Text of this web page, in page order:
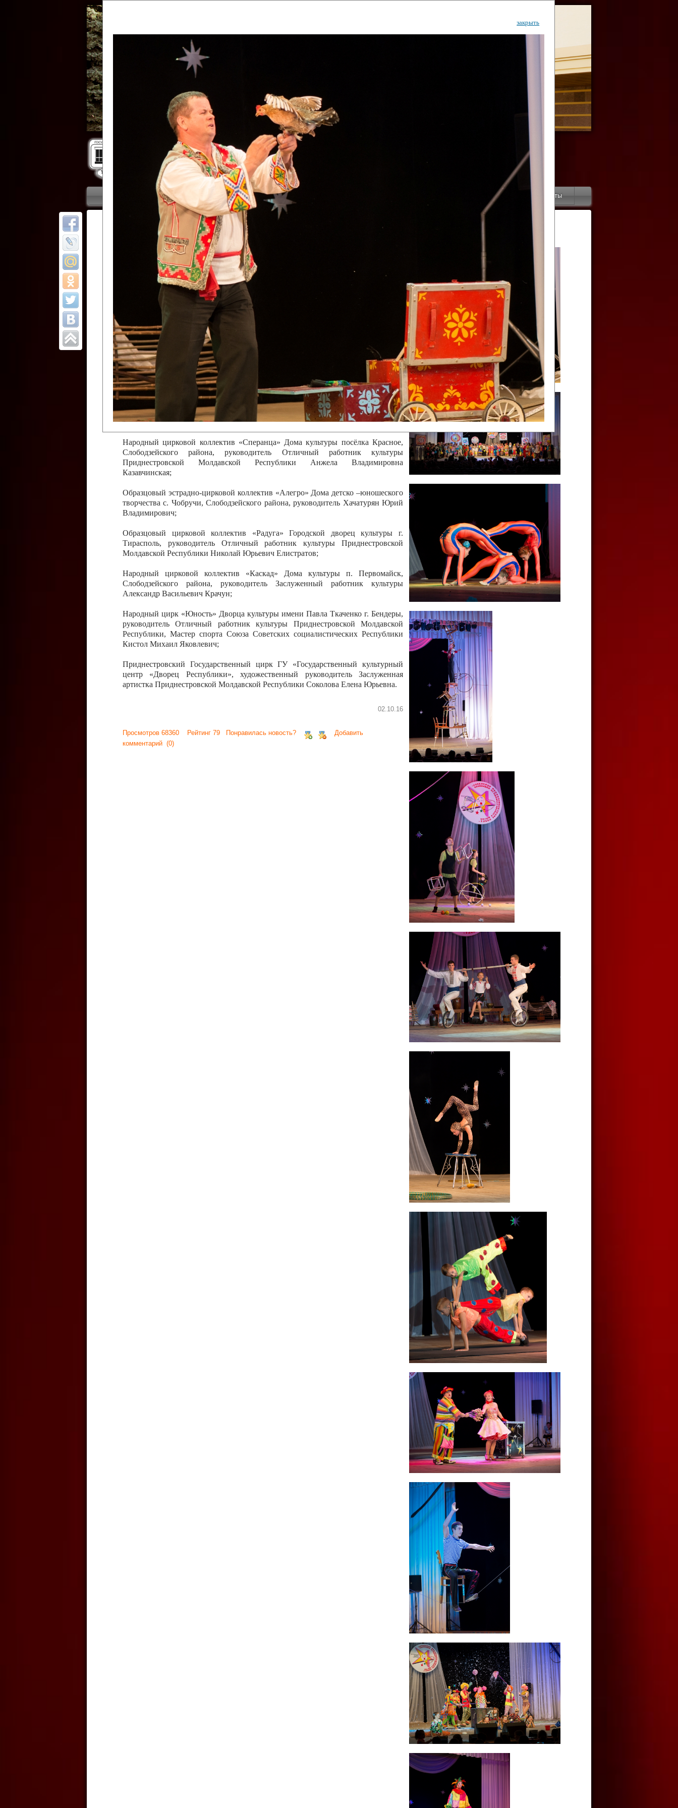
Государственный культурный центр
Дворец Республики
Приветствие Коллективы Новости Инфо Контакты
ОТЧЕТЫ ГКЦ "ДВОРЕЦ РЕСПУБЛИКИ"
закрыть
Финал Республиканского фестиваля
цирковых коллективов "Созвездие
Приднестровского цирка"
Участники фестиваля:
Образцовый эстрадно-цирковой коллектив «Ровесник» Дом культуры с.
Протягайловка, г. Бендеры , руководитель Рогожинер Светлана Георгиевна
Народный цирковой клоунский коллектив «Шари-вари» МУ «Культурно-
досуговый центр «Шелковик» г.Бендеры, руководители Отличные работники
культуры Приднестровской Молдавской Республики Алёна Александровна и
Олег Степанович Райлян;
Народный цирковой коллектив «Энтузиасты» Дома культуры с. Делакеу,
Григориопольского района, руководитель Отличный работник культуры
Приднестровской Молдавской Республики Пётр Петрович Дижмару;
Народный цирковой коллектив «Сперанца» Дома культуры посёлка Красное,
Слободзейского района, руководитель Отличный работник культуры
Приднестровской Молдавской Республики Анжела Владимировна
Казавчинская;
Образцовый эстрадно-цирковой коллектив «Алегро» Дома детско –юношеского
творчества с. Чобручи, Слободзейского района, руководитель Хачатурян Юрий
Владимирович;
Образцовый цирковой коллектив «Радуга» Городской дворец культуры г.
Тирасполь, руководитель Отличный работник культуры Приднестровской
Молдавской Республики Николай Юрьевич Елистратов;
Народный цирковой коллектив «Каскад» Дома культуры п. Первомайск,
Слободзейского района, руководитель Заслуженный работник культуры
Александр Васильевич Крачун;
Народный цирк «Юность» Дворца культуры имени Павла Ткаченко г. Бендеры,
руководитель Отличный работник культуры Приднестровской Молдавской
Республики, Мастер спорта Союза Советских социалистических Республики
Кистол Михаил Яковлевич;
Приднестровский Государственный цирк ГУ «Государственный культурный
центр «Дворец Республики», художественный руководитель Заслуженная
артистка Приднестровской Молдавской Республики Соколова Елена Юрьевна.
02.10.16
Просмотров 68360 Рейтинг 79 Понравилась новость?
Добавить
комментарий (0)